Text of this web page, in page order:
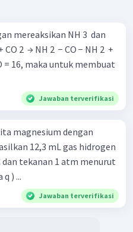
mereaksikan NH 3 ​ dan
Jawaban terverifikasi
magnesium dengan
12,3 mL gas hidrogen
dan tekanan 1 atm menurut
a q ) ...
Jawaban terverifikasi